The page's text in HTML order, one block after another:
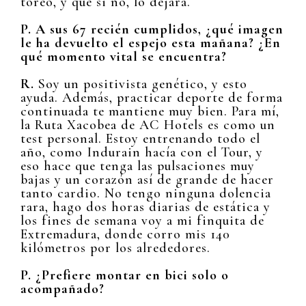
P. A sus 67 recién cumplidos, ¿qué imagen
le ha devuelto el espejo esta mañana? ¿En
qué momento vital se encuentra?
R. Soy un positivista genético, y esto
ayuda. Además, practicar deporte de forma
continuada te mantiene muy bien. Para mí,
la Ruta Xacobea de AC Hotels es como un
test personal. Estoy entrenando todo el
año, como Indurain hacía con el Tour, y
eso hace que tenga las pulsaciones muy
bajas y un corazón así de grande de hacer
tanto cardio. No tengo ninguna dolencia
rara, hago dos horas diarias de estática y
los fines de semana voy a mi finquita de
Extremadura, donde corro mis 140
kilómetros por los alrededores.
P. ¿Prefiere montar en bici solo o
acompañado?